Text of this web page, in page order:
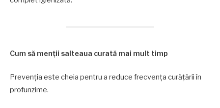
Cum să menții salteaua curată mai mult timp
Prevenția este cheia pentru a reduce frecvența curățării în
profunzime.